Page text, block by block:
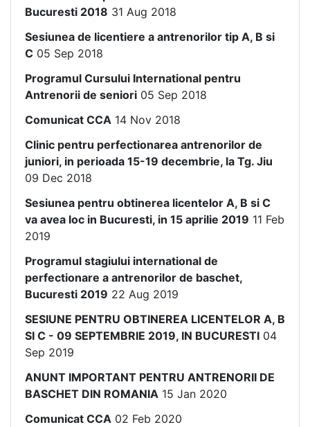
Bucuresti 2018 31 Aug 2018
Sesiunea de licentiere a antrenorilor tip A, B si
C 05 Sep 2018
Programul Cursului International pentru
Antrenorii de seniori 05 Sep 2018
Comunicat CCA 14 Nov 2018
Clinic pentru perfectionarea antrenorilor de
juniori, in perioada 15-19 decembrie, la Tg. Jiu
09 Dec 2018
Sesiunea pentru obtinerea licentelor A, B si C
va avea loc in Bucuresti, in 15 aprilie 2019 11 Feb
2019
Programul stagiului international de
perfectionare a antrenorilor de baschet,
Bucuresti 2019 22 Aug 2019
SESIUNE PENTRU OBTINEREA LICENTELOR A, B
SI C - 09 SEPTEMBRIE 2019, IN BUCURESTI 04
Sep 2019
ANUNT IMPORTANT PENTRU ANTRENORII DE
BASCHET DIN ROMANIA 15 Jan 2020
Comunicat CCA 02 Feb 2020